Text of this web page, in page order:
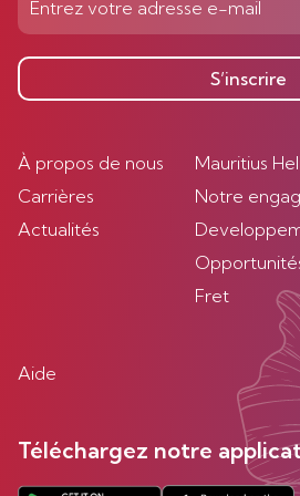
S’inscrire
À propos de nous
Carrières
Actualités
Mauritius
Notre
Fret
Aide
Téléchargez notre